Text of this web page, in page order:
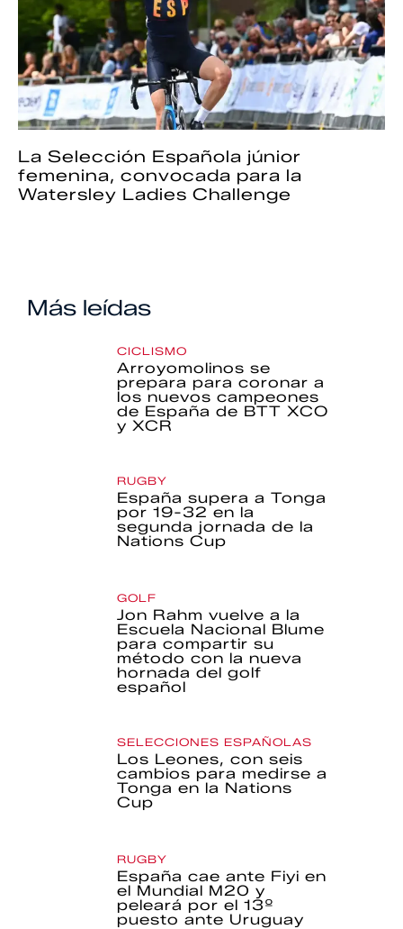
La Selección Española júnior
femenina, convocada para la
Watersley Ladies Challenge
Más leídas
CICLISMO
Arroyomolinos se
prepara para coronar a
los nuevos campeones
de España de BTT XCO
y XCR
RUGBY
España supera a Tonga
por 19-32 en la
segunda jornada de la
Nations Cup
GOLF
Jon Rahm vuelve a la
Escuela Nacional Blume
para compartir su
método con la nueva
hornada del golf
español
SELECCIONES ESPAÑOLAS
Los Leones, con seis
cambios para medirse a
Tonga en la Nations
Cup
RUGBY
España cae ante Fiyi en
el Mundial M20 y
peleará por el 13º
puesto ante Uruguay